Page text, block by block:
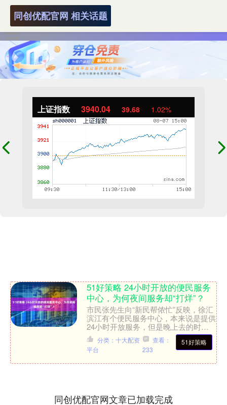
上证指数 3940.04 39.68 1.02%
同创优配官网 相关话题
51好策略 24小时开放的便民服务
中心，为何夜间服务却“打烊”？
市民张先生向“新民帮侬忙”反映，徐汇
滨江有个便民服务中心，本来说是提供
24小时开放服务，但是晚上去的时候
却发现休息室大门紧闭，无障碍厕所也
是关闭状态，给市民使用....
51好策略
分类：十大配资
平台
查看：
233
同创优配官网文章已加载完成